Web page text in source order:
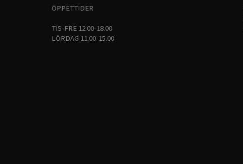
ÖPPETTIDER
TIS-FRE 12.00-18.00
LÖRDAG 11.00-15.00